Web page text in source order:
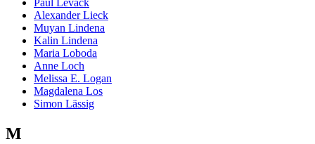
Paul Levack
Alexander Lieck
Muyan Lindena
Kalin Lindena
Maria Loboda
Anne Loch
Melissa E. Logan
Magdalena Los
Simon Lässig
M